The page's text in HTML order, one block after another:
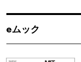
eムック